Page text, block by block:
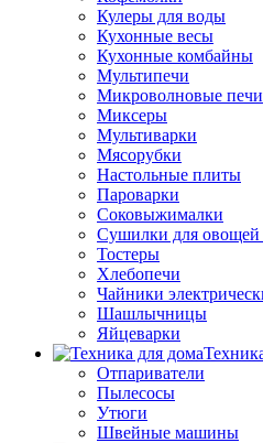
Кулеры для воды
Кухонные весы
Кухонные комбайны
Мультипечи
Микроволновые печи
Миксеры
Мультиварки
Мясорубки
Настольные плиты
Пароварки
Соковыжималки
Сушилки для овощей
Тостеры
Хлебопечи
Чайники
Шашлычницы
Яйцеварки
Отпариватели
Пылесосы
Утюги
Швейные машины